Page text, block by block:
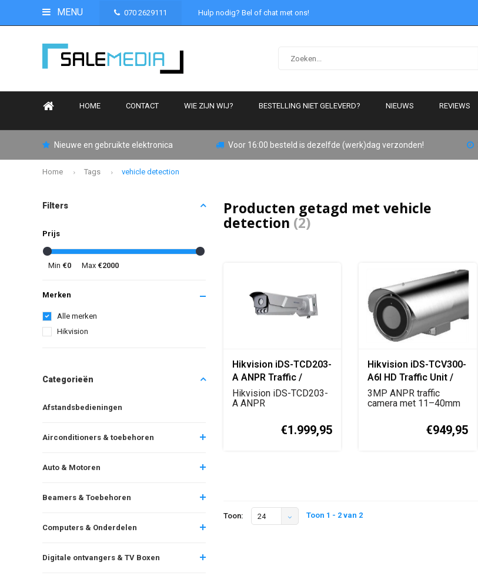
MENU 070 2629111 Hulp nodig? Bel of chat met ons!
HOME CONTACT WIE ZIJN WIJ? BESTELLING NIET GELEVERD? NIEUWS REVIEWS
Nieuwe en gebruikte elektronica Voor 16:00 besteld is dezelfde (werk)dag verzonden!
Home Tags vehicle detection
Filters
Prijs
Min €0 Max €2000
Merken
Alle merken
Hikvision
Categorieën
Afstandsbedieningen
Airconditioners & toebehoren
Auto & Motoren
Beamers & Toebehoren
Computers & Onderdelen
Digitale ontvangers & TV Boxen
Producten getagd met vehicle
detection (2)
Hikvision iDS-TCD203-
A ANPR Traffic /
Vehicle Detection
Camera
Hikvision iDS-TCD203-
A ANPR
2MP sensor, 8...€1.999,95
Hikvision iDS-TCV300-
A6I HD Traffic Unit /
ANPR Checkpoint
Camera
3MP ANPR traffic
camera met 11–40mm
kentekenherk...€949,95
Toon: 24 Toon 1 - 2 van 2